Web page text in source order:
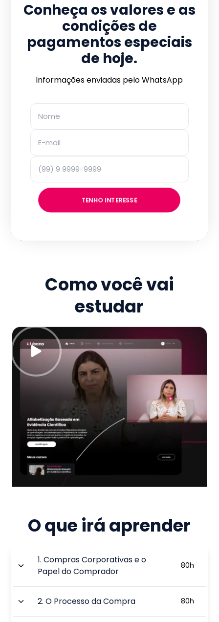
Conheça os valores e as
condições de
pagamentos especiais
de hoje.
Informações enviadas pelo WhatsApp
TENHO INTERESSE
Como você vai
estudar
O que irá aprender
1.Compras Corporativas e o
Papel do Comprador
80h
2.O Processo da Compra 80h